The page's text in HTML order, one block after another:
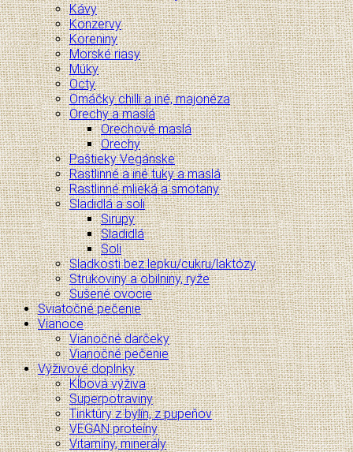
Kávy
Konzervy
Koreniny
Morské riasy
Múky
Octy
Omáčky chilli a iné, majonéza
Orechy a maslá
Orechové maslá
Orechy
Paštieky Vegánske
Rastlinné a iné tuky a maslá
Rastlinné mlieká a smotany
Sladidlá a soli
Sirupy
Sladidlá
Soli
Sladkosti bez lepku/cukru/laktózy
Strukoviny a obilniny, ryže
Sušené ovocie
Sviatočné pečenie
Vianoce
Vianočné darčeky
Vianočné pečenie
Výživové doplnky
Kĺbová výživa
Superpotraviny
Tinktúry z bylín, z pupeňov
VEGAN proteíny
Vitamíny, minerály